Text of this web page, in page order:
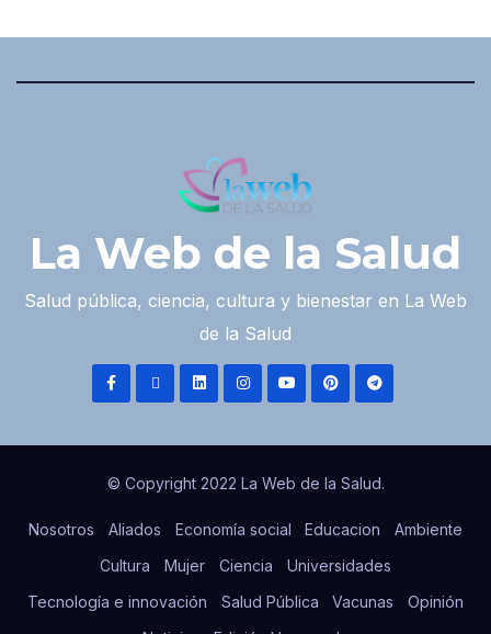
La Web de la Salud
Salud pública, ciencia, cultura y bienestar en La Web
de la Salud
© Copyright 2022 La Web de la Salud.
Nosotros Aliados Economía social Educacion
Ambiente
Cultura
Mujer Ciencia
Universidades
Tecnología e innovación
Salud Pública Vacunas
Opinión